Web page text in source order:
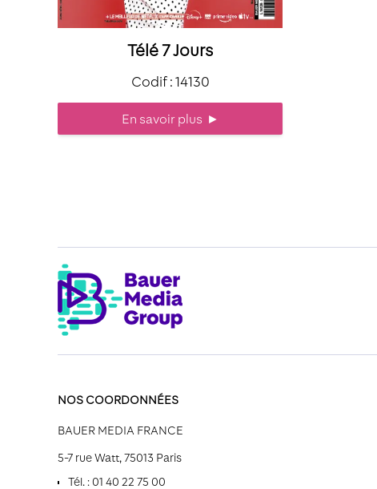
Télé 7 Jours
Codif : 14130
En savoir plus ►
NOS COORDONNÉES
BAUER MEDIA FRANCE
5-7 rue Watt, 75013 Paris
Tél. : 01 40 22 75 00